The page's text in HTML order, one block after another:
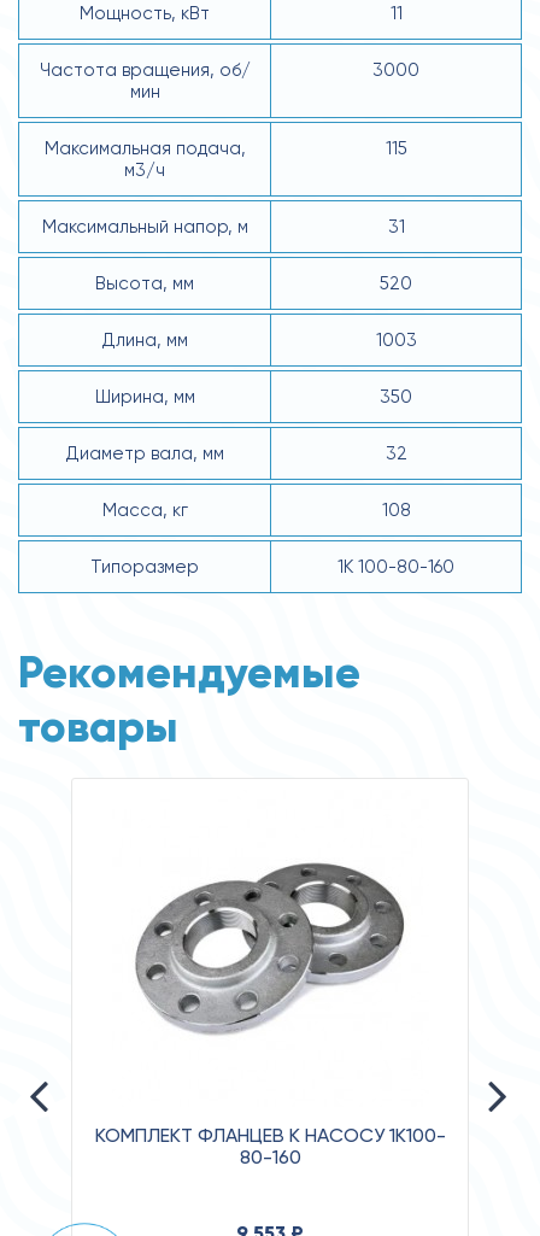
Мощность, кВт 11
Частота вращения, об/
мин
3000
Максимальная подача,
м3/ч
115
Максимальный напор, м 31
Высота, мм 520
Длина, мм 1003
Ширина, мм 350
Диаметр вала, мм 32
Масса, кг 108
Типоразмер 1К 100-80-160
Рекомендуемые
товары
КОМПЛЕКТ ФЛАНЦЕВ К НАСОСУ 1К100-
80-160